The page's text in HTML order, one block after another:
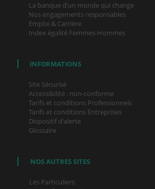
La banque d’un monde qui change
Nos engagements responsables
Emploi & Carrière
Index égalité Femmes-Hommes
INFORMATIONS
Site Sécurisé
Accessibilité : non-conforme
Tarifs et conditions Professionnels
Tarifs et conditions Entreprises
Dispositif d'alerte
Glossaire
NOS AUTRES SITES
Les Particuliers